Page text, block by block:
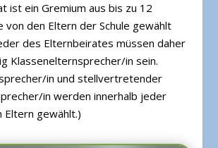
ist ein Gremium aus bis zu 12
von den Eltern der Schule gewählt
des Elternbeirates müssen daher
Klassenelternsprecher/in sein.
in und stellvertretender
in werden innerhalb jeder
Eltern gewählt.)